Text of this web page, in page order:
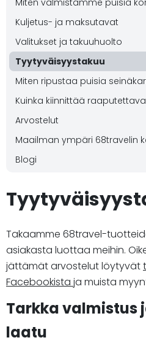
Kuljetus- ja maksutavat
Valitukset ja takuuhuolto
Tyytyväisyystakuu
Miten ripustaa puisia
Kuinka kiinnittää
Arvostelut
Maailman ympäri 68travelin
Blogi
Takaamme 68travel-
asiakasta luottaa meihin.
jättämät arvostelut löytyvät
Facebookista ja muista
Tarkka valmistus
laatu